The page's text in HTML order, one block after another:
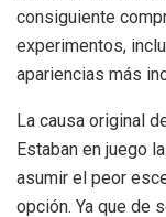
consiguiente
experimentos,
apariencias más
La causa original
Estaban en juego
asumir el peor
opción. Ya que de